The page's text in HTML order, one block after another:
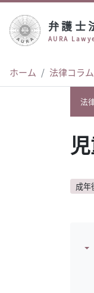
弁護士
AURA
ホーム 法律コラム
法
成年